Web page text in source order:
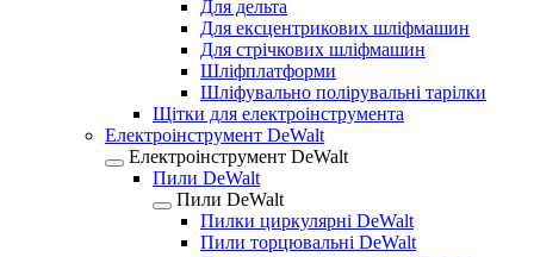
Для дельта
Для ексцентрикових шліфмашин
Для стрічкових шліфмашин
Шліфплатформи
Шліфувально полірувальні тарілки
Щітки для електроінструмента
Електроінструмент DeWalt
Електроінструмент DeWalt
Пили DeWalt
Пили DeWalt
Пилки циркулярні DeWalt
Пили торцювальні DeWalt